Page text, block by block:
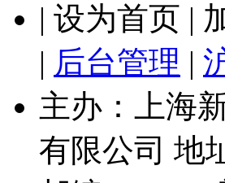
| 设为首页 |
| 后台管理 |
主办：上海
有限公司 地